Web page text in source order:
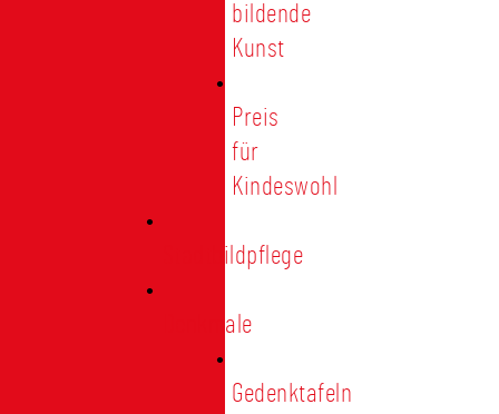
bildende
Kunst
Preis
für
Kindeswohl
Stadtbildpflege
Denkmale
Gedenktafeln